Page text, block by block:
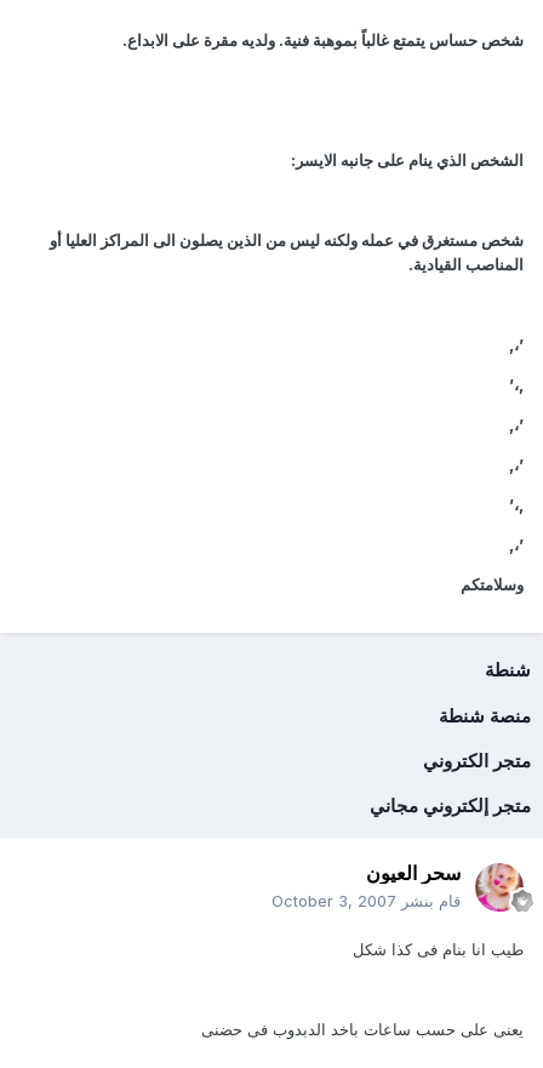
شخص حساس يتمتع غالباً بموهبة فنية. ولديه مقرة على الابداع.
الشخص الذي ينام على جانبه الايسر:
شخص مستغرق في عمله ولكنه ليس من الذين يصلون الى المراكز العليا أو
المناصب القيادية.
،,
،’
،,
،,
،’
،,
وسلامتكم
شنطة
منصة شنطة
متجر الكتروني
متجر إلكتروني مجاني
سحر العيون
قام بنشر October 3, 2007
طيب انا بنام فى كذا شكل
يعنى على حسب ساعات باخد الدبدوب فى حضنى